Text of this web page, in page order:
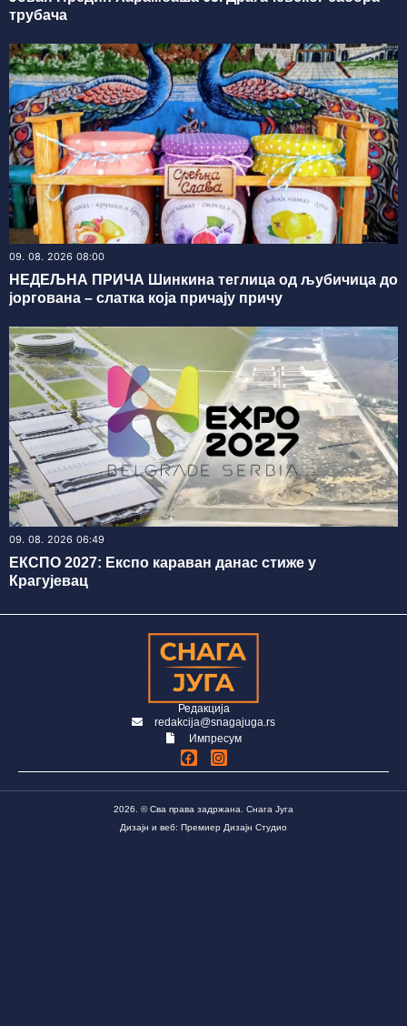
трубача
09. 08. 2026 08:00
НЕДЕЉНА ПРИЧА Шинкина теглица од љубичица до
јоргована – слатка која причају причу
09. 08. 2026 06:49
ЕКСПО 2027: Експо караван данас стиже у
Крагујевац
Редакција
redakcija@snagajuga.rs
Импресум
2026. © Сва права задржана. Снага Југа
Дизајн и веб: Премиер Дизајн Студио